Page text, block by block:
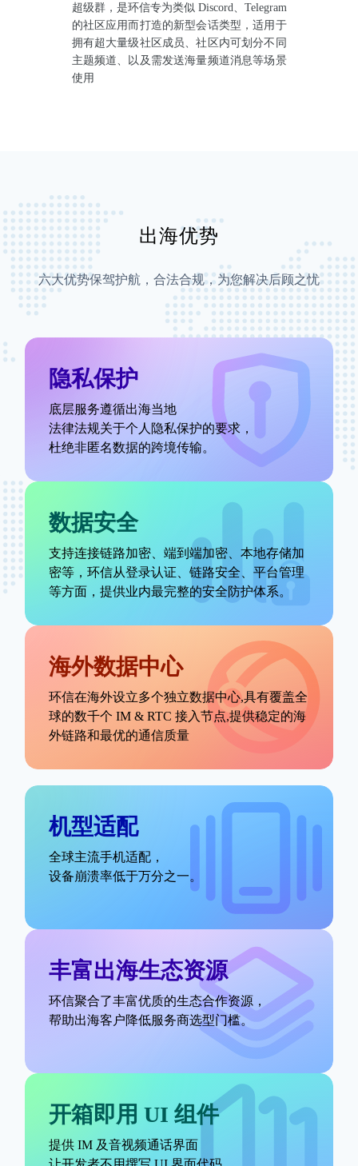
超级群，是环信专为类似 Discord、Telegram
的社区应用而打造的新型会话类型，适用于
拥有超大量级社区成员、社区内可划分不同
主题频道、以及需发送海量频道消息等场景
使用
出海优势
六大优势保驾护航，合法合规，为您解决后顾之忧
隐私保护
底层服务遵循出海当地
法律法规关于个人隐私保护的要求，
杜绝非匿名数据的跨境传输。
数据安全
支持连接链路加密、端到端加密、本地存储加
密等，环信从登录认证、链路安全、平台管理
等方面，提供业内最完整的安全防护体系。
海外数据中心
环信在海外设立多个独立数据中心,具有覆盖全
球的数千个 IM & RTC 接入节点,提供稳定的海
外链路和最优的通信质量
机型适配
全球主流手机适配，
设备崩溃率低于万分之一。
丰富出海生态资源
环信聚合了丰富优质的生态合作资源，
帮助出海客户降低服务商选型门槛。
开箱即用 UI 组件
提供 IM 及音视频通话界面
提交
不了，谢谢
登录客服云